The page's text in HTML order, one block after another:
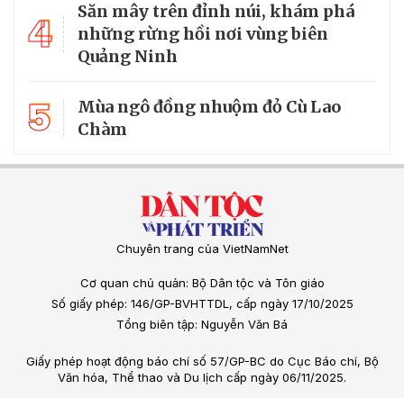
4
Săn mây trên đỉnh núi, khám phá
những rừng hồi nơi vùng biên
Quảng Ninh
5
Mùa ngô đồng nhuộm đỏ Cù Lao
Chàm
Chuyên trang của VietNamNet
Cơ quan chủ quản: Bộ Dân tộc và Tôn giáo
Số giấy phép: 146/GP-BVHTTDL, cấp ngày 17/10/2025
Tổng biên tập: Nguyễn Văn Bá
Giấy phép hoạt động báo chí số 57/GP-BC do Cục Báo chí, Bộ
Văn hóa, Thể thao và Du lịch cấp ngày 06/11/2025.